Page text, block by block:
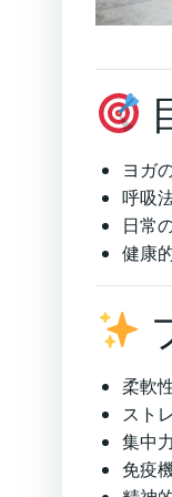
ヨガ
呼吸
日常
健康
柔軟
スト
集中
免疫